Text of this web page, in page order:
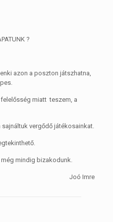
?
azon a poszton játszhatna,
miatt teszem, a
vergődő játékosainkat.
mindig bizakodunk.
Joó Imre